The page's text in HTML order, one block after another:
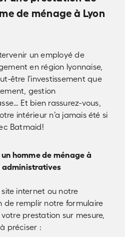
de ménage à Lyon
un employé de
en région lyonnaise,
être l’investissement que
gestion
Et bien rassurez-vous,
intérieur n’a jamais été si
Batmaid!
homme de ménage à
administratives
internet ou notre
remplir notre formulaire
prestation sur mesure,
préciser :